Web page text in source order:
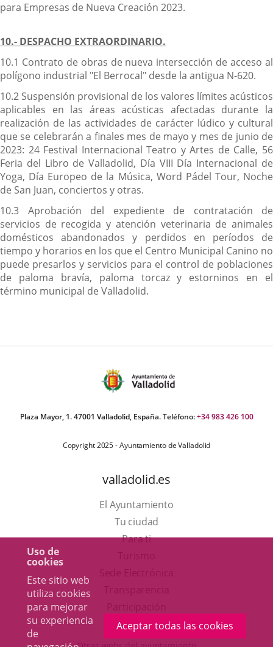
Uso de
cookies
Este sitio web
utiliza cookies
para mejorar
su experiencia
de
Aceptar todas las cookies
para Empresas de Nueva Creación 2023.
10.- DESPACHO EXTRAORDINARIO.
10.1 Contrato de obras de nueva intersección de acceso al
polígono industrial "El Berrocal" desde la antigua N-620.
10.2 Suspensión provisional de los valores límites acústicos
aplicables en las áreas acústicas afectadas durante la
realización de las actividades de carácter lúdico y cultural
que se celebrarán a finales mes de mayo y mes de junio de
2023: 24 Festival Internacional Teatro y Artes de Calle, 56
Feria del Libro de Valladolid, Día VIII Día Internacional de
Yoga, Día Europeo de la Música, Word Pádel Tour, Noche
de San Juan, conciertos y otras.
10.3 Aprobación del expediente de contratación de
servicios de recogida y atención veterinaria de animales
domésticos abandonados y perdidos en períodos de
tiempo y horarios en los que el Centro Municipal Canino no
puede presarlos y servicios para el control de poblaciones
de paloma bravía, paloma torcaz y estorninos en el
término municipal de Valladolid.
Plaza Mayor, 1. 47001 Valladolid, España. Teléfono:+34 983 426 100
Copyright 2025 - Ayuntamiento de Valladolid
valladolid.es
El Ayuntamiento
Tu ciudad
Para ti
en
una
aplicación
externa.